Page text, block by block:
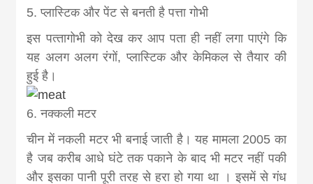
5. प्लास्टिक और पेंट से बनती है पत्ता गोभी
इस पत्‍तागोभी को देख कर आप पता ही नहीं लगा पाएंगे कि
यह अलग अलग रंगों, प्‍लास्‍टिक और केमिकल से तैयार की
हुई है।
6. नक्कली मटर
चीन में नकली मटर भी बनाई जाती है। यह मामला 2005 का
है जब करीब आधे घंटे तक पकाने के बाद भी मटर नहीं पकी
और इसका पानी पूरी तरह से हरा हो गया था । इसमें से गंध